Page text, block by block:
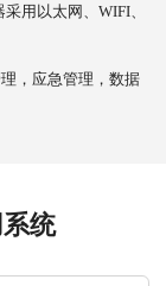
用以太网、WIFI、
，应急管理，数据
统